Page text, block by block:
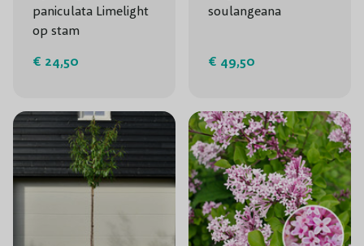
paniculata Limelight
op stam
€ 24,50
soulangeana
€ 49,50